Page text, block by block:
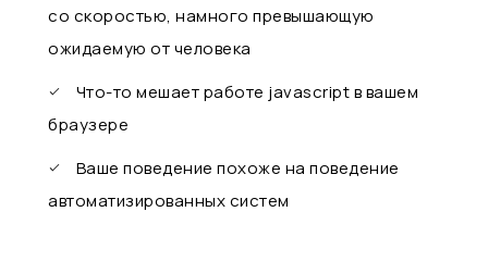
со скоростью, намного превышающую
ожидаемую от человека
Что-то мешает работе javascript в вашем
браузере
Ваше поведение похоже на поведение
автоматизированных систем